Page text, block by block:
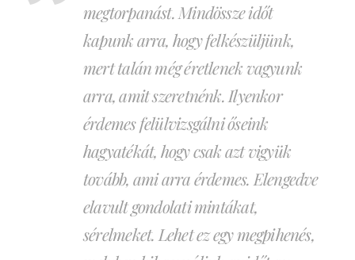
megtorpanást. Mindössze időt
kapunk arra, hogy felkészüljünk,
mert talán még éretlenek vagyunk
arra, amit szeretnénk. Ilyenkor
érdemes felülvizsgálni őseink
hagyatékát, hogy csak azt vigyük
tovább, ami arra érdemes. Elengedve
elavult gondolati mintákat,
sérelmeket. Lehet ez egy megpihenés,